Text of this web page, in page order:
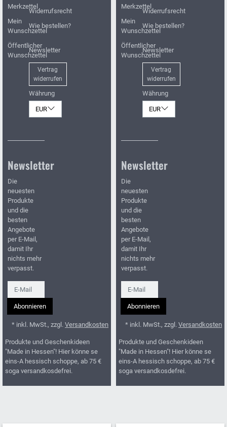
Merkzettel
Mein
Wunschzettel
Öffentlicher
Wunschzettel
Widerrufsrecht
Wie bestellen?
Newsletter
Vertrag
widerrufen
Währung
EUR
Newsletter
Die
neuesten
Produkte
und die
besten
Angebote
per E-Mail,
damit Ihr
nichts mehr
verpasst.
Newsletter
Abonnieren
* inkl. MwSt., zzgl. Versandkosten
Produkte und Geschenkideen
"Made in Hessen"! Hier könne se
eins-A hessisch schoppe, ab 75 €
soga versandkosdefrei.
Merkzettel
Mein
Wunschzettel
Öffentlicher
Wunschzettel
Widerrufsrecht
Wie bestellen?
Newsletter
Vertrag
widerrufen
Währung
EUR
Newsletter
Die
neuesten
Produkte
und die
besten
Angebote
per E-Mail,
damit Ihr
nichts mehr
verpasst.
Newsletter
Abonnieren
* inkl. MwSt., zzgl. Versandkosten
Produkte und Geschenkideen
"Made in Hessen"! Hier könne se
eins-A hessisch schoppe, ab 75 €
soga versandkosdefrei.